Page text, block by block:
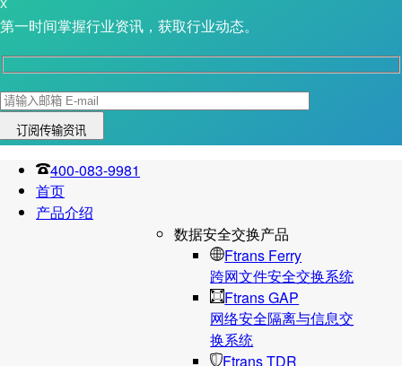
X
第一时间掌握行业资讯，获取行业动态。
400-083-9981
首页
产品介绍
数据安全交换产品
Ftrans Ferry
跨网文件安全交换系统
Ftrans GAP
网络安全隔离与信息交
换系统
Ftrans TDR